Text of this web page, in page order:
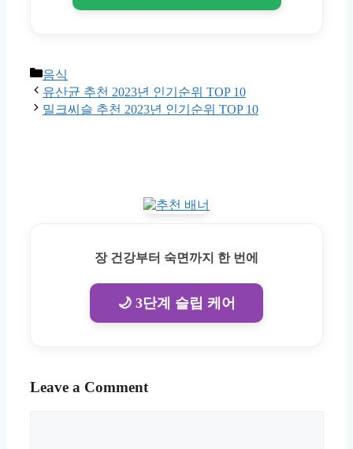
Categories
음식
유산균 추천 2023년 인기순위 TOP 10
밀크씨슬 추천 2023년 인기순위 TOP 10
장 건강부터 숙면까지 한 번에
🌙 3단계 슬립 케어
Leave a Comment